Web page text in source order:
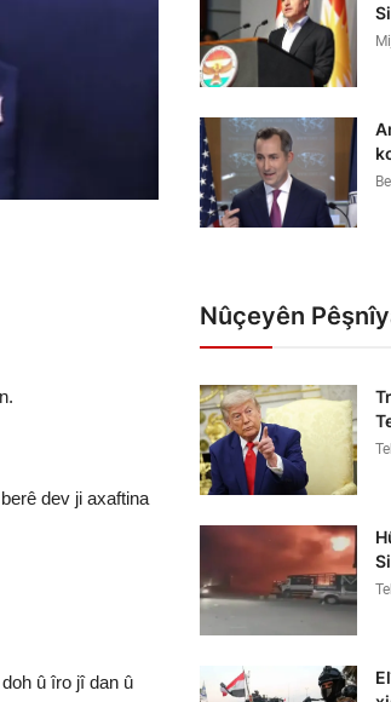
dev ji axaftina
û îro jî dan û
Nûçeyên